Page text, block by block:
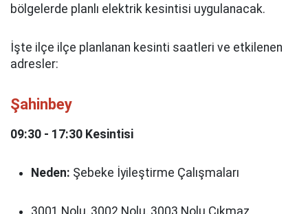
bölgelerde planlı elektrik kesintisi uygulanacak.
İşte ilçe ilçe planlanan kesinti saatleri ve etkilenen
adresler:
Şahinbey
09:30 - 17:30 Kesintisi
Neden: Şebeke İyileştirme Çalışmaları
3001 Nolu, 3002 Nolu, 3003 Nolu Çıkmaz